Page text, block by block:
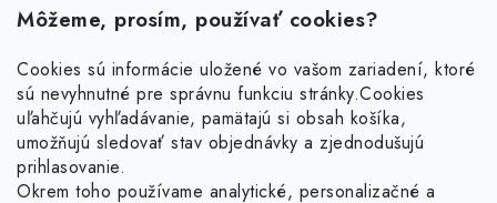
Môžeme, prosím, používať cookies?
Cookies sú informácie uložené vo vašom zariadení, ktoré
sú nevyhnutné pre správnu funkciu stránky.Cookies
uľahčujú vyhľadávanie, pamätajú si obsah košíka,
umožňujú sledovať stav objednávky a zjednodušujú
prihlasovanie.
Okrem toho používame analytické, personalizačné a